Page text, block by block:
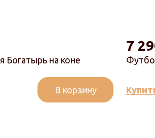
Богатырь на коне
В корзину
7